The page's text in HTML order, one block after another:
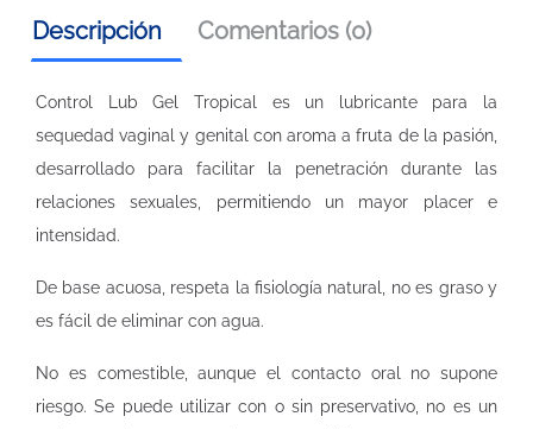
Descripción Comentarios (0)
Control Lub Gel Tropical es un lubricante para la
sequedad vaginal y genital con aroma a fruta de la pasión,
desarrollado para facilitar la penetración durante las
relaciones sexuales, permitiendo un mayor placer e
intensidad.
De base acuosa, respeta la fisiología natural, no es graso y
es fácil de eliminar con agua.
No es comestible, aunque el contacto oral no supone
riesgo. Se puede utilizar con o sin preservativo, no es un